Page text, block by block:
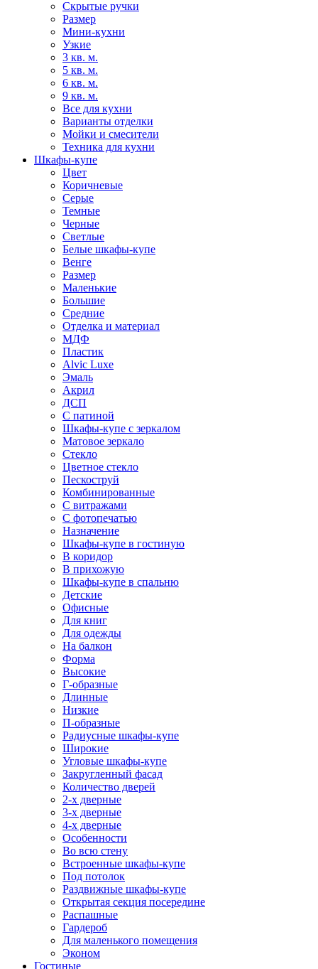
Скрытые ручки
Размер
Мини-кухни
Узкие
3 кв. м.
5 кв. м.
6 кв. м.
9 кв. м.
Все для кухни
Варианты отделки
Мойки и смесители
Техника для кухни
Шкафы-купе
Цвет
Коричневые
Серые
Темные
Черные
Светлые
Белые шкафы-купе
Венге
Размер
Маленькие
Большие
Средние
Отделка и материал
МДФ
Пластик
Alvic Luxe
Эмаль
Акрил
ДСП
С патиной
Шкафы-купе с зеркалом
Матовое зеркало
Стекло
Цветное стекло
Пескоструй
Комбинированные
С витражами
С фотопечатью
Назначение
Шкафы-купе в гостиную
В коридор
В прихожую
Шкафы-купе в спальню
Детские
Офисные
Для книг
Для одежды
На балкон
Форма
Высокие
Г-образные
Длинные
Низкие
П-образные
Радиусные шкафы-купе
Широкие
Угловые шкафы-купе
Закругленный фасад
Количество дверей
2-х дверные
3-х дверные
4-х дверные
Особенности
Во всю стену
Встроенные шкафы-купе
Под потолок
Раздвижные шкафы-купе
Открытая секция посередине
Распашные
Гардероб
Для маленького помещения
Эконом
Гостиные